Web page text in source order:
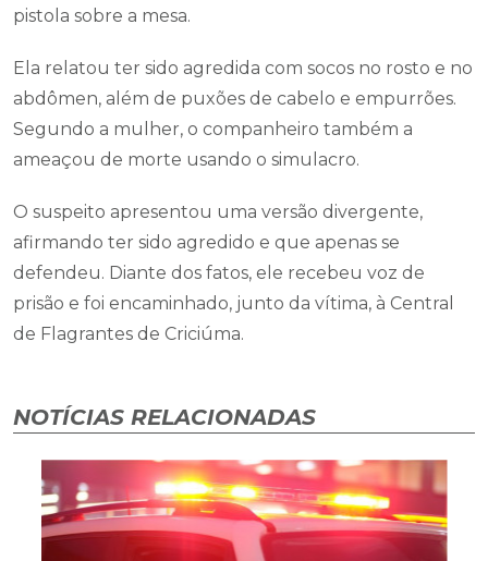
pistola sobre a mesa.
Ela relatou ter sido agredida com socos no rosto e no
abdômen, além de puxões de cabelo e empurrões.
Segundo a mulher, o companheiro também a
ameaçou de morte usando o simulacro.
O suspeito apresentou uma versão divergente,
afirmando ter sido agredido e que apenas se
defendeu. Diante dos fatos, ele recebeu voz de
prisão e foi encaminhado, junto da vítima, à Central
de Flagrantes de Criciúma.
NOTÍCIAS RELACIONADAS